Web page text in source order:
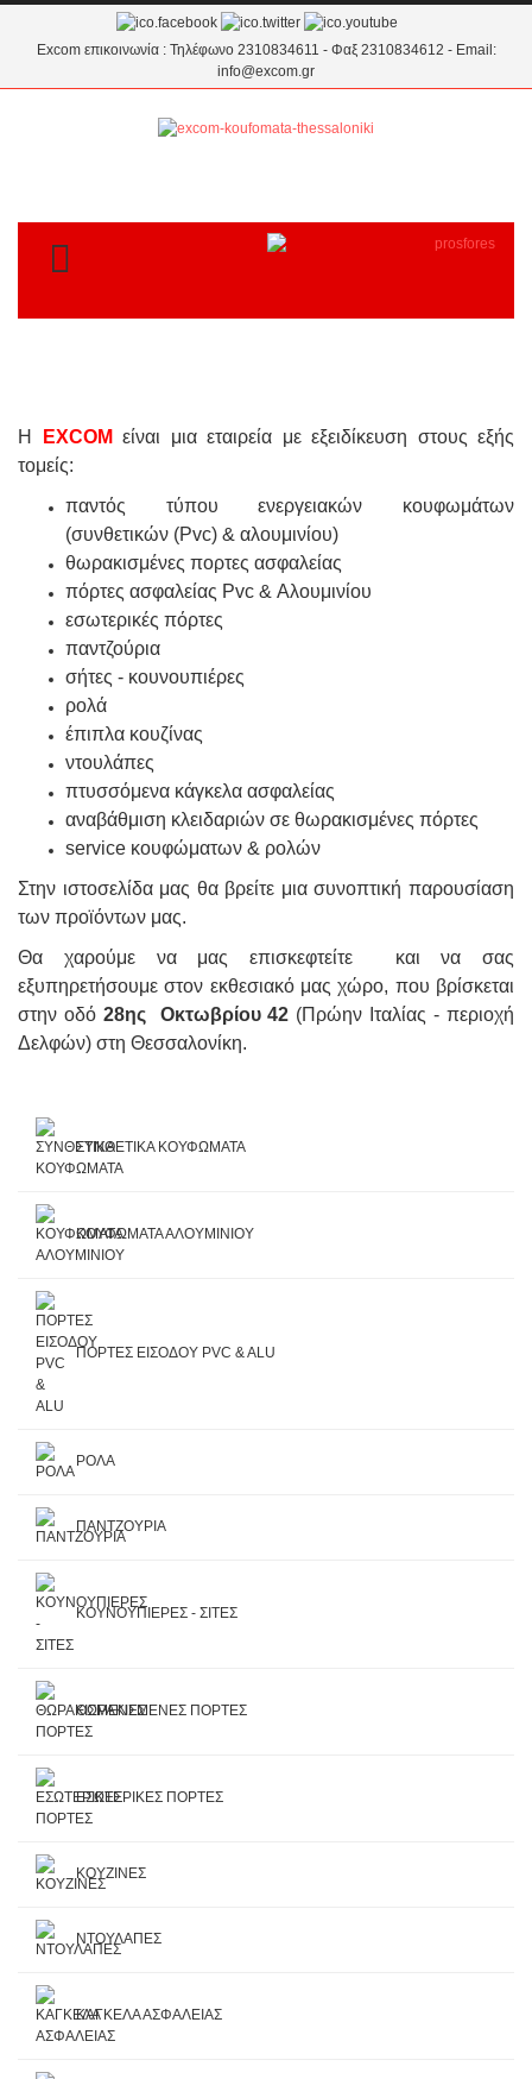
Excom επικοινωνία : Τηλέφωνο 2310834611 - Φαξ 2310834612 - Email:
info@excom.gr
TOGGLE MENU
H EXCOM είναι μια εταιρεία με εξειδίκευση στους εξής
τομείς:
παντός τύπου ενεργειακών κουφωμάτων
(συνθετικών (Pvc) & αλουμινίου)
θωρακισμένες πορτες ασφαλείας
πόρτες ασφαλείας Pvc & Αλουμινίου
εσωτερικές πόρτες
παντζούρια
σήτες - κουνουπιέρες
ρολά
έπιπλα κουζίνας
ντουλάπες
πτυσσόμενα κάγκελα ασφαλείας
αναβάθμιση κλειδαριών σε θωρακισμένες πόρτες
service κουφώματων & ρολών
Στην ιστοσελίδα μας θα βρείτε μια συνοπτική παρουσίαση
των προϊόντων μας.
Θα χαρούμε να μας επισκεφτείτε και να σας
εξυπηρετήσουμε στον εκθεσιακό μας χώρο, που βρίσκεται
στην οδό 28ης Οκτωβρίου 42 (Πρώην Ιταλίας - περιοχή
Δελφών) στη Θεσσαλονίκη.
ΣΥΝΘΕΤΙΚΑ ΚΟΥΦΩΜΑΤΑ
ΚΟΥΦΩΜΑΤΑ ΑΛΟΥΜΙΝΙΟΥ
ΠΟΡΤΕΣ ΕΙΣΟΔΟΥ PVC & ALU
ΡΟΛΑ
ΠΑΝΤΖΟΥΡΙΑ
ΚΟΥΝΟΥΠΙΕΡΕΣ - ΣΙΤΕΣ
ΘΩΡΑΚΙΣΜΕΝΕΣ ΠΟΡΤΕΣ
ΕΣΩΤΕΡΙΚΕΣ ΠΟΡΤΕΣ
ΚΟΥΖΙΝΕΣ
ΝΤΟΥΛΑΠΕΣ
ΚΑΓΚΕΛΑ ΑΣΦΑΛΕΙΑΣ